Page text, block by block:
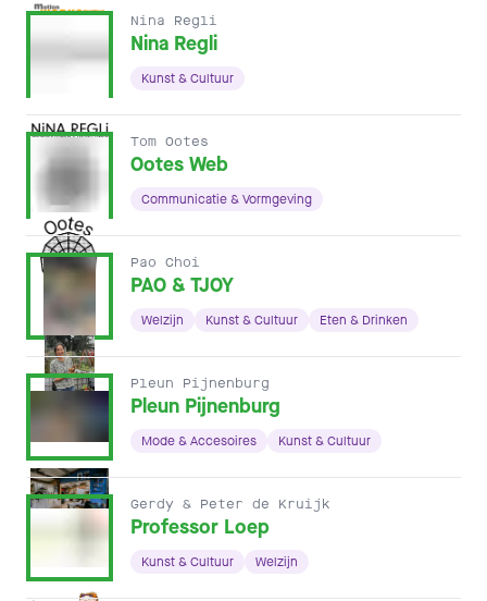
Nina Regli
Nina Regli
Kunst & Cultuur
Tom Ootes
Ootes Web
Communicatie & Vormgeving
Pao Choi
PAO & TJOY
Welzijn Kunst & Cultuur Eten & Drinken
Pleun Pijnenburg
Pleun Pijnenburg
Mode & Accesoires Kunst & Cultuur
Gerdy & Peter de Kruijk
Professor Loep
Kunst & Cultuur Welzijn